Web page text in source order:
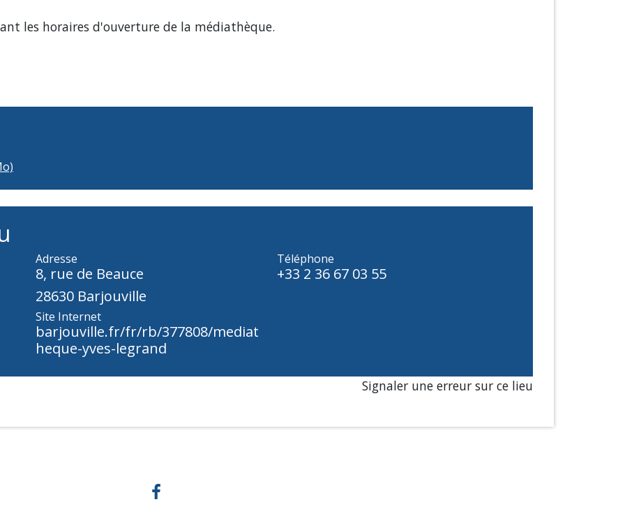
les horaires d'ouverture de la médiathèque.
Adresse
8, rue de Beauce
28630 Barjouville
Téléphone
+33 2 36 67 03 55
Site Internet
barjouville.fr/fr/rb/377808/mediat
heque-yves-legrand
Signaler une erreur sur ce lieu